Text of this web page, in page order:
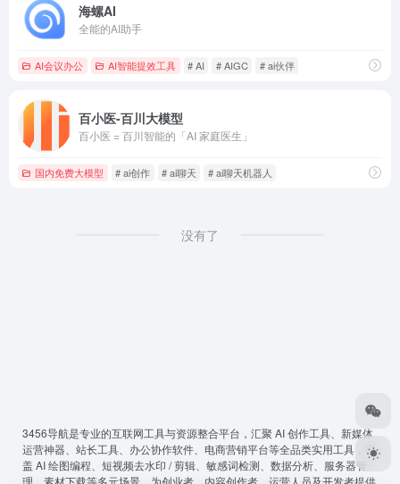
海螺AI
全能的AI助手
AI会议办公 AI智能提效工具 # AI # AIGC # ai伙伴
百小医-百川大模型
百小医 = 百川智能的「AI 家庭医生」
国内免费大模型 # ai创作 # ai聊天 # ai聊天机器人
没有了
3456导航是专业的互联网工具与资源整合平台，汇聚 AI 创作工具、新媒体
运营神器、站长工具、办公协作软件、电商营销平台等全品类实用工具，覆
盖 AI 绘图编程、短视频去水印 / 剪辑、敏感词检测、数据分析、服务器管
理、素材下载等多元场景，为创业者、内容创作者、运营人员及开发者提供